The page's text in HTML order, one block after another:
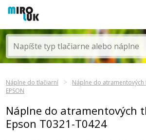
Náplne do tlačiarní Náplne do atramentových
EPSON
Náplne do atramentových
Epson T0321-T0424